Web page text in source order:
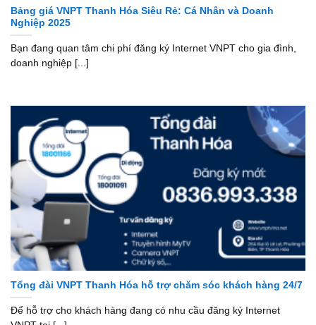
Bảng giá VNPT Thanh Hóa Siêu Rẻ: Cá Nhân và Doanh
Nghiệp 2025
Bạn đang quan tâm chi phí đăng ký Internet VNPT cho gia đình,
doanh nghiệp [...]
Tổng đài VNPT Thanh Hóa hỗ trợ chăm sóc khách hàng 24/7
Để hỗ trợ cho khách hàng đang có nhu cầu đăng ký Internet